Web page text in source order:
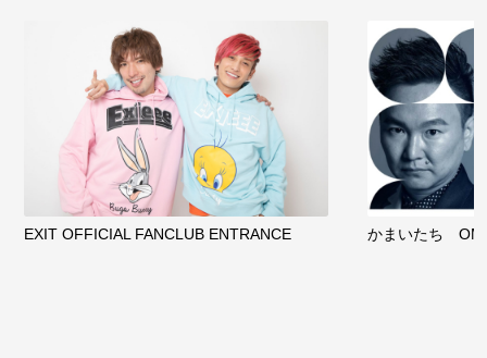
EXIT OFFICIAL FANCLUB ENTRANCE かまいたち